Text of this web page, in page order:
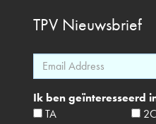
TPV Nieuwsbrief
Ik ben geïnteresseerd
TA